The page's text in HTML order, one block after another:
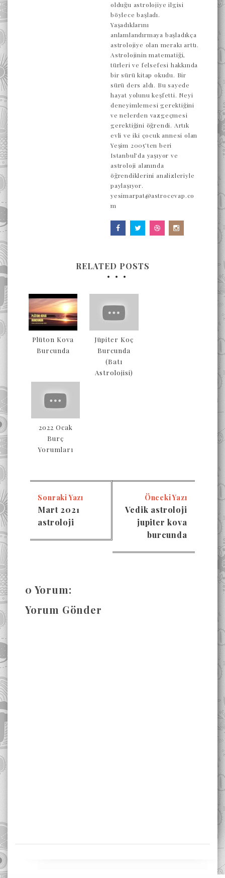
olduğu astrolojiye ilgisi
böylece başladı.
Yaşadıklarını
anlamlandırmaya başladıkça
astrolojiye olan merakı arttı.
Astrolojinin matematiği,
türleri ve felsefesi hakkında
bir sürü kitap okudu. Bir
sürü ders aldı. Bu sayede
hayat yolunu keşfetti. Neyi
deneyimlemesi gerektiğini
ve nelerden vazgeçmesi
gerektiğini öğrendi. Artık
evli ve iki çocuk annesi olan
Yeşim 2005’ten beri
Istanbul’da yaşıyor ve
astroloji alanında
öğrendiklerini analizleriyle
paylaşıyor.
yesimarpat@astrocevap.co
m
RELATED POSTS
Plüton Kova
Burcunda
Jüpiter Koç
Burcunda
(Batı
Astrolojisi)
2022 Ocak
Burç
Yorumları
Sonraki Yazı
Mart 2021
astroloji
Önceki Yazı
Vedik astroloji
jupiter kova
burcunda
0 Yorum:
Yorum Gönder